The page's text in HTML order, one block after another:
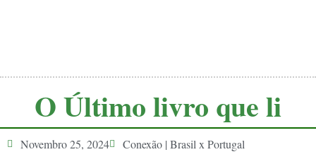
O Último livro que li
Novembro 25, 2024
Conexão | Brasil x Portugal